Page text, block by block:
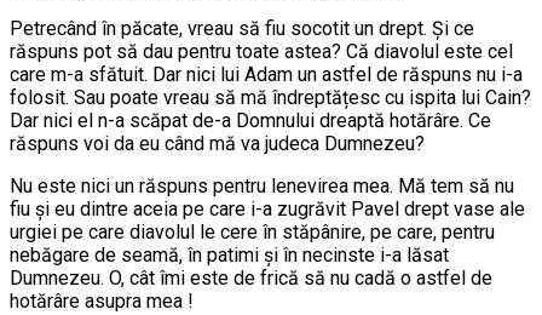
Petrecând în păcate, vreau să fiu socotit un drept. Și ce
răspuns pot să dau pentru toate astea? Că diavolul este cel
care m-a sfătuit. Dar nici lui Adam un astfel de răspuns nu i-a
folosit. Sau poate vreau să mă îndreptățesc cu ispita lui Cain?
Dar nici el n-a scăpat de-a Domnului dreaptă hotărâre. Ce
răspuns voi da eu când mă va judeca Dumnezeu?
Nu este nici un răspuns pentru lenevirea mea. Mă tem să nu
fiu și eu dintre aceia pe care i-a zugrăvit Pavel drept vase ale
urgiei pe care diavolul le cere în stăpânire, pe care, pentru
nebăgare de seamă, în patimi și în necinste i-a lăsat
Dumnezeu. O, cât îmi este de frică să nu cadă o astfel de
hotărâre asupra mea !